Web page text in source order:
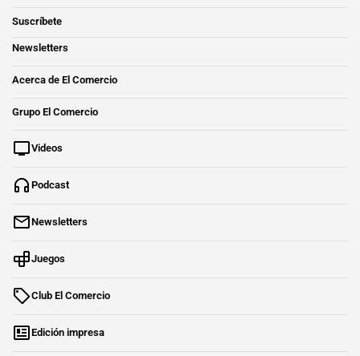
Suscríbete
Newsletters
Acerca de El Comercio
Grupo El Comercio
Videos
Podcast
Newsletters
Juegos
Club El Comercio
Edición impresa